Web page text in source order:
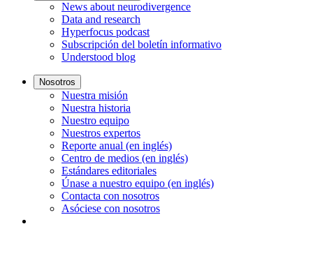
News about neurodivergence
Data and research
Hyperfocus podcast
Subscripción del boletín informativo
Understood blog
Nosotros
Nuestra misión
Nuestra historia
Nuestro equipo
Nuestros expertos
Reporte anual (en inglés)
Centro de medios (en inglés)
Estándares editoriales
Únase a nuestro equipo (en inglés)
Contacta con nosotros
Asóciese con nosotros